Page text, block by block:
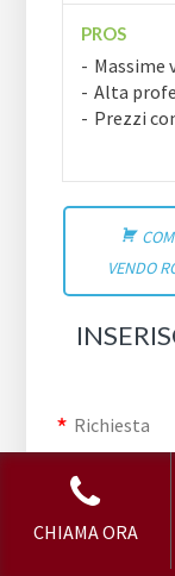
PROS
Massime
Alta
Prezzi
VENDO
Richiesta
Valutazione
rating
CHIAMA ORA